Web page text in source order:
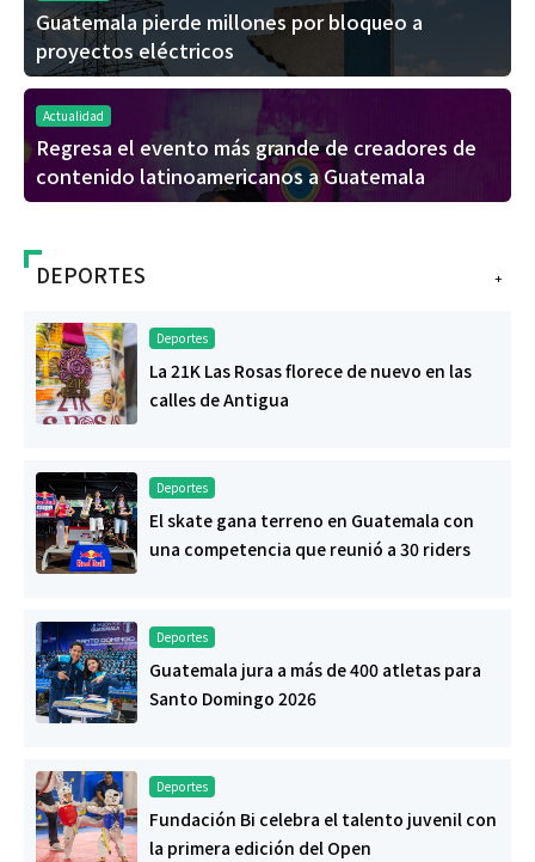
Guatemala pierde millones por bloqueo a
proyectos eléctricos
Actualidad
Regresa el evento más grande de creadores de
contenido latinoamericanos a Guatemala
+
DEPORTES
Deportes
La 21K Las Rosas florece de nuevo en las
calles de Antigua
Deportes
El skate gana terreno en Guatemala con
una competencia que reunió a 30 riders
Deportes
Guatemala jura a más de 400 atletas para
Santo Domingo 2026
Deportes
Fundación Bi celebra el talento juvenil con
la primera edición del Open